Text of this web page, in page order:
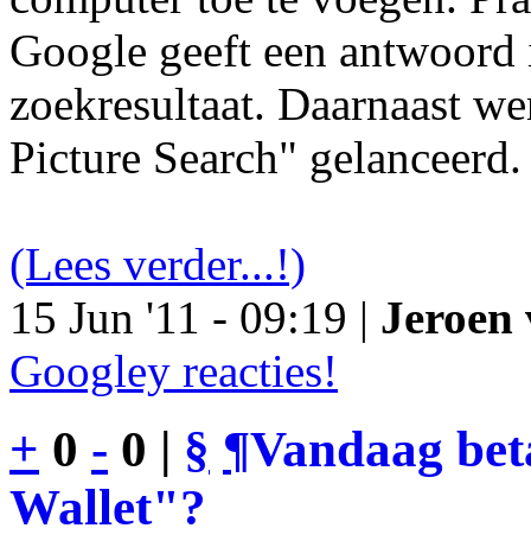
Google geeft een
zoekresultaat. Daarnaast
Picture Search" gelanceerd.
(Lees verder...!)
15 Jun '11 - 09:19 | Jeroen
Googley reacties!
+ 0 - 0 | § ¶Vandaag
Wallet"?